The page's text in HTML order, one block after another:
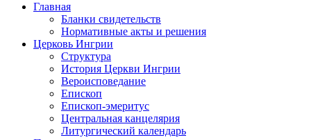
Главная
Бланки свидетельств
Нормативные акты и решения
Церковь Ингрии
Структура
История Церкви Ингрии
Вероисповедание
Епископ
Епископ-эмеритус
Центральная канцелярия
Литургический календарь